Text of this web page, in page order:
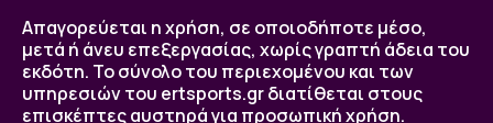
Απαγορεύεται η χρήση, σε οποιοδήποτε μέσο,
μετά ή άνευ επεξεργασίας, χωρίς γραπτή άδεια του
εκδότη. Το σύνολο του περιεχομένου και των
υπηρεσιών του ertsports.gr διατίθεται στους
επισκέπτες αυστηρά για προσωπική χρήση.